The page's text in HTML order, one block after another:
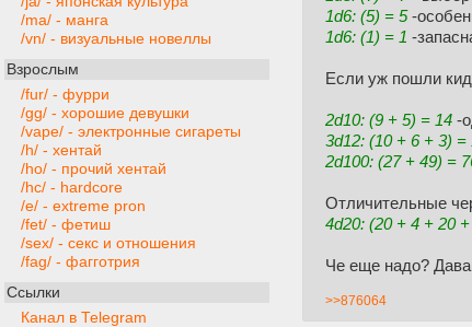
/ma/ - манга
/vn/ - визуальные новеллы
Взрослым
/fur/ - фурри
/gg/ - хорошие девушки
/vape/ - электронные сигареты
/h/ - хентай
/ho/ - прочий хентай
/hc/ - hardcore
/e/ - extreme pron
/fet/ - фетиш
/sex/ - секс и отношения
/fag/ - фагготрия
Ссылки
Канал в Telegram
1d6: (5) = 5-
1d6: (1) = 1 -
Если уж пошли
2d10: (9 + 5) = 14 -
3d12: (10 + 6 + 3) =
2d100: (27 + 49) =
Отличительные
4d20: (20 + 4 + 20
Че еще надо?
>>876064